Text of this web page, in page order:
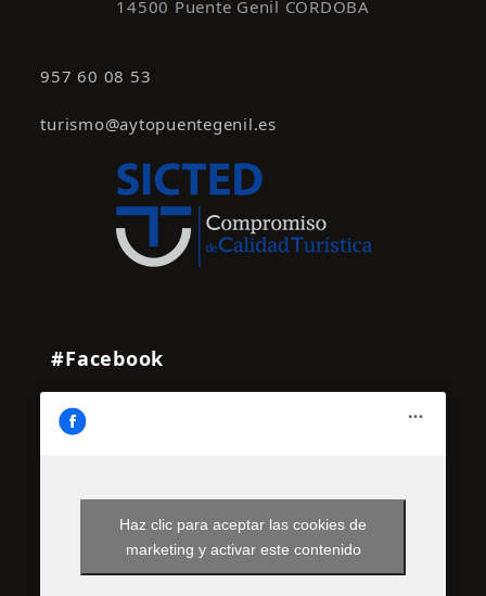
14500 Puente Genil CÓRDOBA
957 60 08 53
turismo@aytopuentegenil.es
#Facebook
Haz clic para aceptar las cookies de
marketing y activar este contenido